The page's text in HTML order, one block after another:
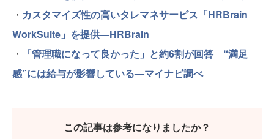
・ カスタマイズ性の高いタレマネサービス「HRBrain
WorkSuite」を提供—HRBrain
・
「管理職になって良かった」と約6割が回答 “満足
感”には給与が影響している—マイナビ調べ
この記事は参考になりましたか？